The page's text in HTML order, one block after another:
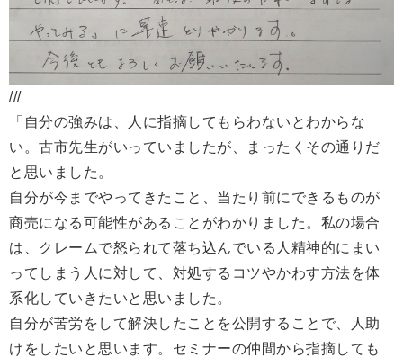
///
「自分の強みは、人に指摘してもらわないとわからな
い。古市先生がいっていましたが、まったくその通りだ
と思いました。
自分が今までやってきたこと、当たり前にできるものが
商売になる可能性があることがわかりました。私の場合
は、クレームで怒られて落ち込んでいる人精神的にまい
ってしまう人に対して、対処するコツやかわす方法を体
系化していきたいと思いました。
自分が苦労をして解決したことを公開することで、人助
けをしたいと思います。セミナーの仲間から指摘しても